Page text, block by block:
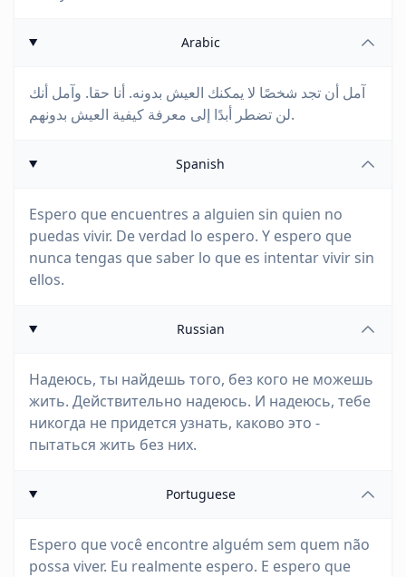
Arabic
آمل أن تجد شخصًا لا يمكنك العيش بدونه. أنا حقا. وآمل أنك
لن تضطر أبدًا إلى معرفة كيفية العيش بدونهم.
Spanish
Espero que encuentres a alguien sin quien no
puedas vivir. De verdad lo espero. Y espero que
nunca tengas que saber lo que es intentar vivir sin
ellos.
Russian
Надеюсь, ты найдешь того, без кого не можешь
жить. Действительно надеюсь. И надеюсь, тебе
никогда не придется узнать, каково это -
пытаться жить без них.
Portuguese
Espero que você encontre alguém sem quem não
possa viver. Eu realmente espero. E espero que